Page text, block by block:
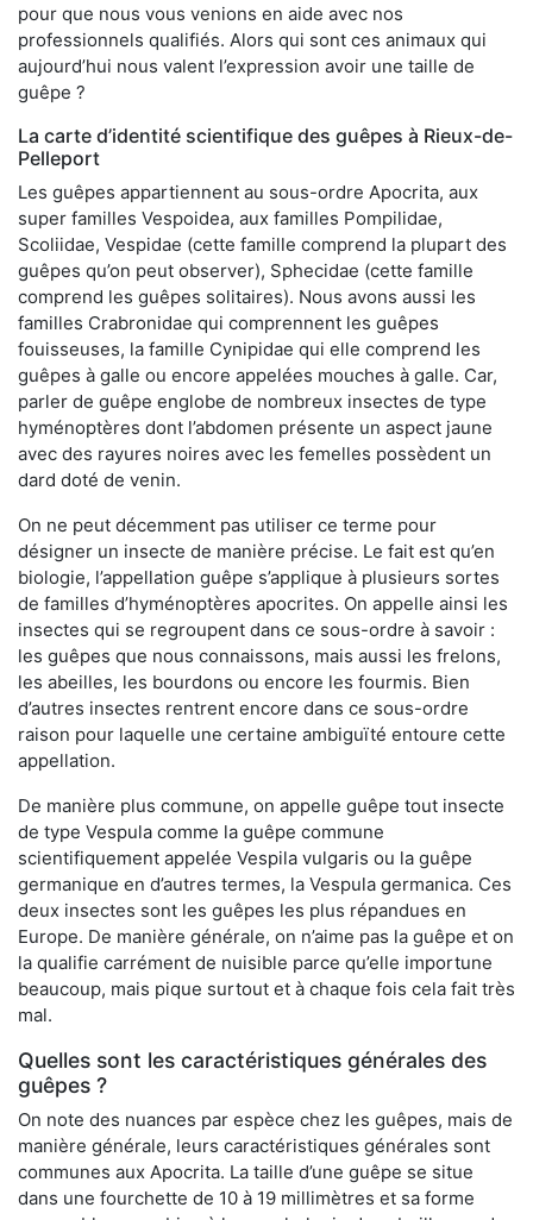
pour que nous vous venions en aide avec nos
professionnels qualifiés. Alors qui sont ces animaux qui
aujourd’hui nous valent l’expression avoir une taille de
guêpe ?
La carte d’identité scientifique des guêpes à Rieux-de-
Pelleport
Les guêpes appartiennent au sous-ordre Apocrita, aux
super familles Vespoidea, aux familles Pompilidae,
Scoliidae, Vespidae (cette famille comprend la plupart des
guêpes qu’on peut observer), Sphecidae (cette famille
comprend les guêpes solitaires). Nous avons aussi les
familles Crabronidae qui comprennent les guêpes
fouisseuses, la famille Cynipidae qui elle comprend les
guêpes à galle ou encore appelées mouches à galle. Car,
parler de guêpe englobe de nombreux insectes de type
hyménoptères dont l’abdomen présente un aspect jaune
avec des rayures noires avec les femelles possèdent un
dard doté de venin.
On ne peut décemment pas utiliser ce terme pour
désigner un insecte de manière précise. Le fait est qu’en
biologie, l’appellation guêpe s’applique à plusieurs sortes
de familles d’hyménoptères apocrites. On appelle ainsi les
insectes qui se regroupent dans ce sous-ordre à savoir :
les guêpes que nous connaissons, mais aussi les frelons,
les abeilles, les bourdons ou encore les fourmis. Bien
d’autres insectes rentrent encore dans ce sous-ordre
raison pour laquelle une certaine ambiguïté entoure cette
appellation.
De manière plus commune, on appelle guêpe tout insecte
de type Vespula comme la guêpe commune
scientifiquement appelée Vespila vulgaris ou la guêpe
germanique en d’autres termes, la Vespula germanica. Ces
deux insectes sont les guêpes les plus répandues en
Europe. De manière générale, on n’aime pas la guêpe et on
la qualifie carrément de nuisible parce qu’elle importune
beaucoup, mais pique surtout et à chaque fois cela fait très
mal.
Quelles sont les caractéristiques générales des
guêpes ?
On note des nuances par espèce chez les guêpes, mais de
manière générale, leurs caractéristiques générales sont
communes aux Apocrita. La taille d’une guêpe se situe
dans une fourchette de 10 à 19 millimètres et sa forme